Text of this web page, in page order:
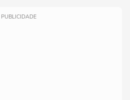
PUBLICIDADE